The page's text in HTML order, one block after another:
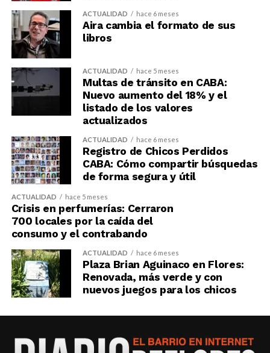
ACTUALIDAD hace 6 meses
Aira cambia el formato de sus
libros
ACTUALIDAD hace 5 meses
Multas de tránsito en CABA:
Nuevo aumento del 18% y el
listado de los valores
actualizados
ACTUALIDAD hace 6 meses
Registro de Chicos Perdidos
CABA: Cómo compartir búsquedas
de forma segura y útil
ACTUALIDAD hace 5 meses
Crisis en perfumerías: Cerraron
700 locales por la caída del
consumo y el contrabando
ACTUALIDAD hace 6 meses
Plaza Brian Aguinaco en Flores:
Renovada, más verde y con
nuevos juegos para los chicos